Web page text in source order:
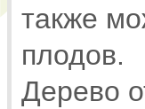
также
плодов.
Дерево